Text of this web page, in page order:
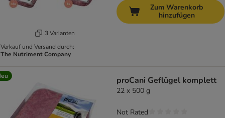
3 Varianten
Verkauf und Versand durch:
The Nutriment Company
Zum Warenkorb
hinzufügen
proCani Geflügel komplett
22 x 500 g
Not Rated